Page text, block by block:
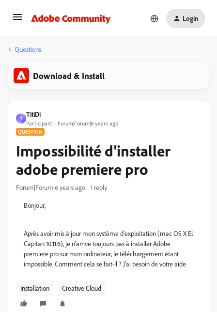
Login
Questions
Download & Install
T
TitiDi
Participant Forum|Forum|6 years ago
QUESTION
Impossibilité d'installer
adobe premiere pro
Forum|Forum|6 years ago 1 reply
Bonjour,
Après avoir mis à jour mon système d'exploitation (mac OS X El
Capitan 10.11.6), je n'arrive toujours pas à installer Adobe
premiere pro sur mon ordinateur, le téléchargement étant
impossible. Comment cela se fait-il ? J'ai besoin de votre aide
Installation Creative Cloud